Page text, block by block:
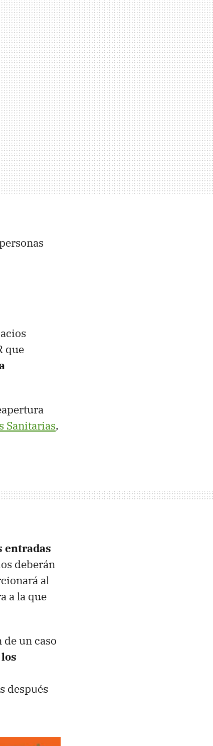
que
Sanitarias,
entradas
deberán
al
a la que
un caso
después